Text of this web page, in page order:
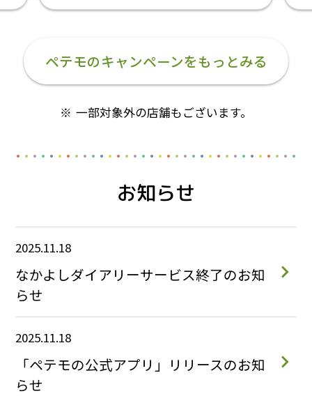
ペテモのキャンペーンをもっとみる
一部対象外の店舗もございます。
お知らせ
2025.11.18
なかよしダイアリーサービス終了のお知
らせ
2025.11.18
「ペテモの公式アプリ」リリースのお知
らせ